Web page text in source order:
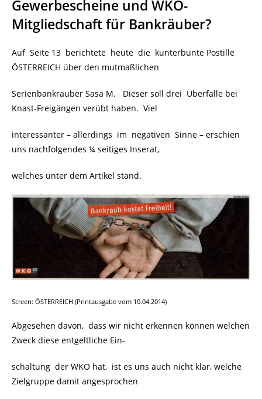
Gewerbescheine und WKO-
Mitgliedschaft für Bankräuber?
Auf Seite 13 berichtete heute die kunterbunte Postille
ÖSTERREICH über den mutmaßlichen
Serienbankräuber Sasa M. Dieser soll drei Überfälle bei
Knast-Freigängen verübt haben. Viel
interessanter – allerdings im negativen Sinne – erschien
uns nachfolgendes ¼ seitiges Inserat,
welches unter dem Artikel stand.
Screen: ÖSTERREICH (Printausgabe vom 10.04.2014)
Abgesehen davon, dass wir nicht erkennen können welchen
Zweck diese entgeltliche Ein-
schaltung der WKO hat, ist es uns auch nicht klar, welche
Zielgruppe damit angesprochen